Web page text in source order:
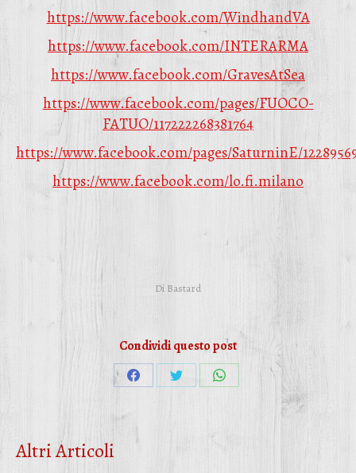
https://www.facebook.com/WindhandVA
https://www.facebook.com/INTERARMA
https://www.facebook.com/GravesAtSea
https://www.facebook.com/pages/FUOCO-
FATUO/117222268381764
https://www.facebook.com/pages/SaturninE/
https://www.facebook.com/lo.fi.milano
Di Bastard
Condividi questo post
CondividiCondividi
Twitter
Condividi
Altri Articoli